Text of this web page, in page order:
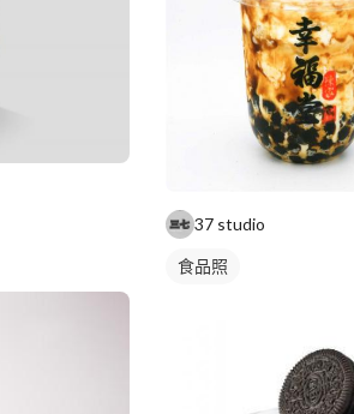
37 studio
食品照